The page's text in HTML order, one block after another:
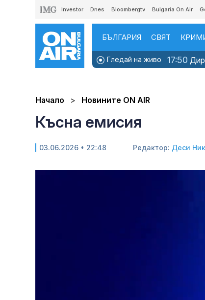
Investor Dnes Bloombergtv Bulgaria On Air
БЪЛГАРИЯ СВЯТ
Гледай на живо 17:50
Начало Новините ON AIR
Късна емисия
03.06.2026 • 22:48 Редактор: Деси